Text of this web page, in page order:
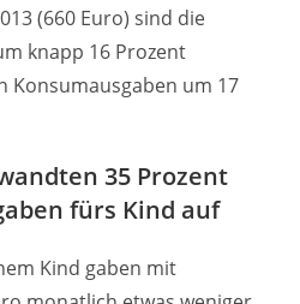
(660 Euro) sind die
knapp 16 Prozent
Konsumausgaben um 17
35 Prozent
fürs Kind auf
Kind gaben mit